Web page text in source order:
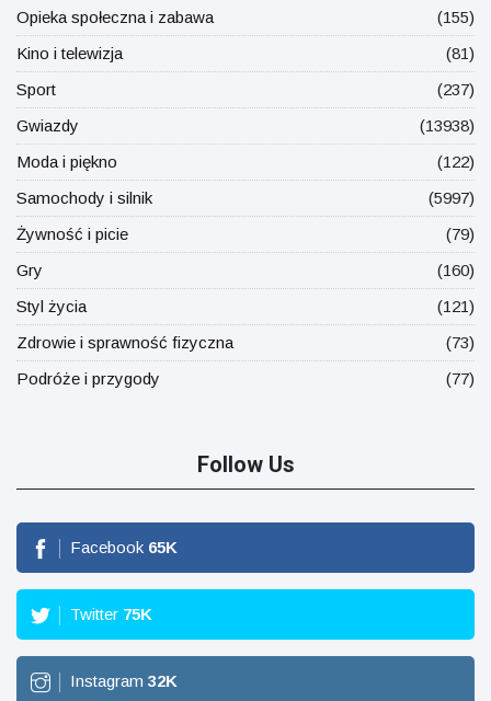
Opieka społeczna i zabawa
(155)
Kino i telewizja
(81)
Sport
(237)
Gwiazdy
(13938)
Moda i piękno
(122)
Samochody i silnik
(5997)
Żywność i picie
(79)
Gry
(160)
Styl życia
(121)
Zdrowie i sprawność fizyczna
(73)
Podróże i przygody
(77)
Follow Us
Facebook 65K
Twitter 75K
Instagram 32K